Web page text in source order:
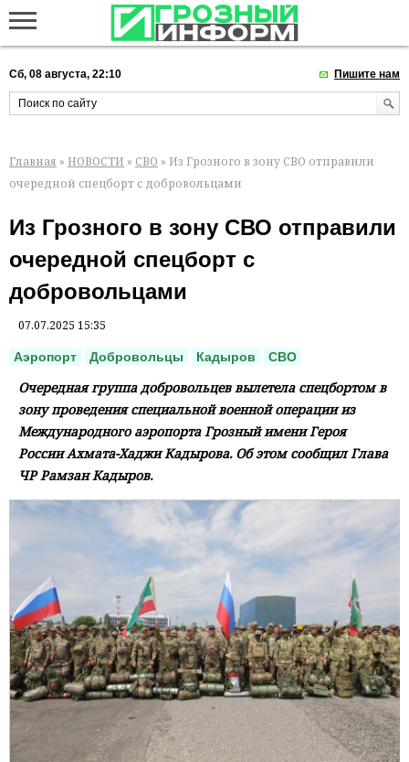
Сб, 08 августа, 22:10 Пишите нам
Главная » НОВОСТИ » СВО » Из Грозного в зону СВО отправили
очередной спецборт с добровольцами
Из Грозного в зону СВО отправили
очередной спецборт с
добровольцами
07.07.2025 15:35
Аэропорт Добровольцы Кадыров СВО
Очередная группа добровольцев вылетела спецбортом в
зону проведения специальной военной операции из
Международного аэропорта Грозный имени Героя
России Ахмата-Хаджи Кадырова. Об этом сообщил Глава
ЧР Рамзан Кадыров.